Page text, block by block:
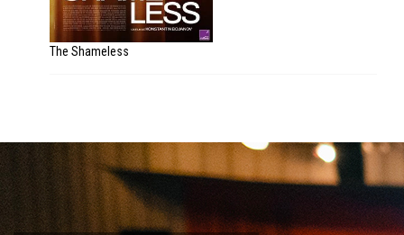
The Shameless